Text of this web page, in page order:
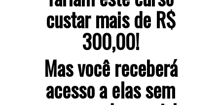
custar mais de R$
300,00!
Mas você receberá
acesso a elas sem